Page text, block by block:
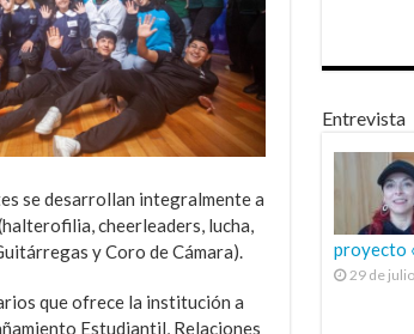
se desarrollan integralmente a
cheerleaders, lucha,
y Coro de Cámara).
que ofrece la institución a
Estudiantil, Relaciones
Entrevista
proyecto
29 de